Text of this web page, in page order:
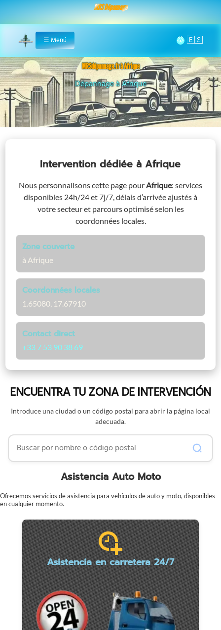
MRS Dépannage
Home
☰ Menú 🌞
MRSdépannage.fr à Afrique
Assistance 24/7 à Afrique
Intervention dédiéeà Afrique
Nous personnalisons cette page pourAfrique: services
disponibles 24h/24 et 7j/7, délais d’arrivée ajustés à
votre secteur et parcours optimisé selon les
coordonnées locales.
Zone couverte
à Afrique
Coordonnées locales
1.65080, 17.67910
Contact direct
+33 7 53 90 38 69
ENCUENTRA TU ZONA DE INTERVENCIÓN
Introduce una ciudad o un código postal para abrir la página local
adecuada.
Buscar por nombre o código postal
Asistencia Auto Moto
Ofrecemos servicios de asistencia para vehículos de auto y moto, disponibles
en cualquier momento.
Asistencia en carretera 24/7